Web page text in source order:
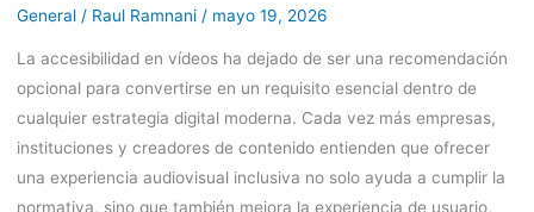
General/ Raul Ramnani / mayo 19, 2026
La accesibilidad en vídeos ha dejado de ser una recomendación
opcional para convertirse en un requisito esencial dentro de
cualquier estrategia digital moderna. Cada vez más empresas,
instituciones y creadores de contenido entienden que ofrecer
una experiencia audiovisual inclusiva no solo ayuda a cumplir la
normativa, sino que también mejora la experiencia de usuario,